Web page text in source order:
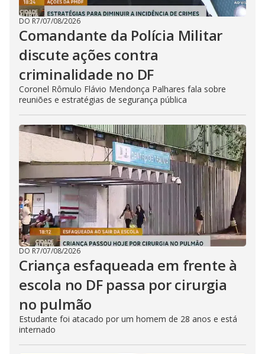
DO R7/07/08/2026
Comandante da Polícia Militar
discute ações contra
criminalidade no DF
Coronel Rômulo Flávio Mendonça Palhares fala sobre
reuniões e estratégias de segurança pública
DO R7/07/08/2026
Criança esfaqueada em frente à
escola no DF passa por cirurgia
no pulmão
Estudante foi atacado por um homem de 28 anos e está
internado